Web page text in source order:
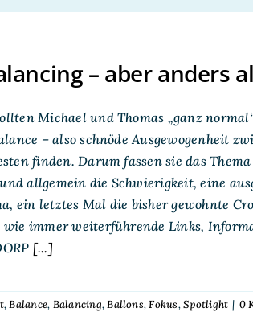
– aber anders
Michael und Thomas „ganz
– also schnöde Ausgewogenheit
finden. Darum fassen sie das
allgemein die Schwierigkeit, eine
ein letztes Mal die bisher gewohnte
immer weiterführende Links,
[...]
,Balance, Balancing,Ballons,Fokus,Spotlight | 0